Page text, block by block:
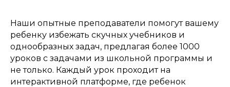
Наши опытные преподаватели помогут вашему
ребенку избежать скучных учебников и
однообразных задач, предлагая более 1000
уроков с задачами из школьной программы и
не только. Каждый урок проходит на
интерактивной платформе, где ребенок